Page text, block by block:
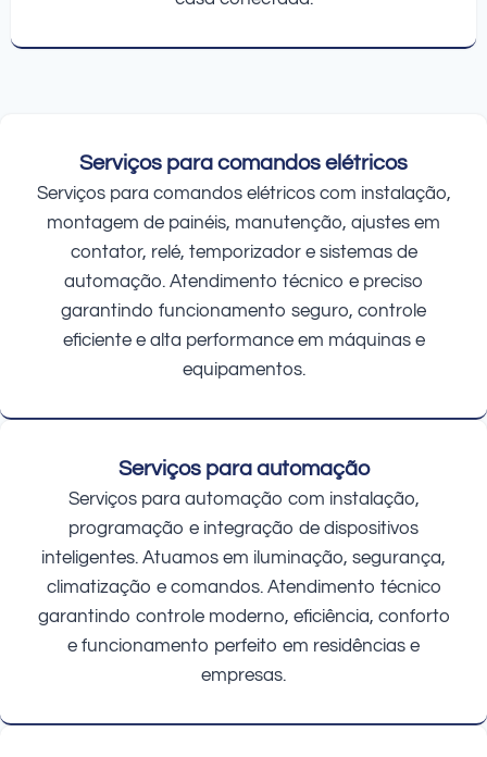
Serviços para comandos elétricos
Serviços para comandos elétricos com instalação,
montagem de painéis, manutenção, ajustes em
contator, relé, temporizador e sistemas de
automação. Atendimento técnico e preciso
garantindo funcionamento seguro, controle
eficiente e alta performance em máquinas e
equipamentos.
Serviços para automação
Serviços para automação com instalação,
programação e integração de dispositivos
inteligentes. Atuamos em iluminação, segurança,
climatização e comandos. Atendimento técnico
garantindo controle moderno, eficiência, conforto
e funcionamento perfeito em residências e
empresas.